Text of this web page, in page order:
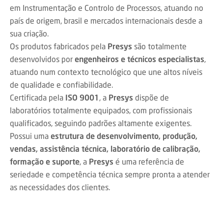
em Instrumentação e Controlo de Processos, atuando no
país de origem, brasil e mercados internacionais desde a
sua criação.
Os produtos fabricados pela Presys são totalmente
desenvolvidos por engenheiros e técnicos especialistas,
atuando num contexto tecnológico que une altos níveis
de qualidade e confiabilidade.
Certificada pela ISO 9001 , a Presys dispõe de
laboratórios totalmente equipados, com profissionais
qualificados, seguindo padrões altamente exigentes.
Possui uma estrutura de desenvolvimento, produção,
vendas, assistência técnica, laboratório de calibração,
formação e suporte, a Presys é uma referência de
seriedade e competência técnica sempre pronta a atender
as necessidades dos clientes.